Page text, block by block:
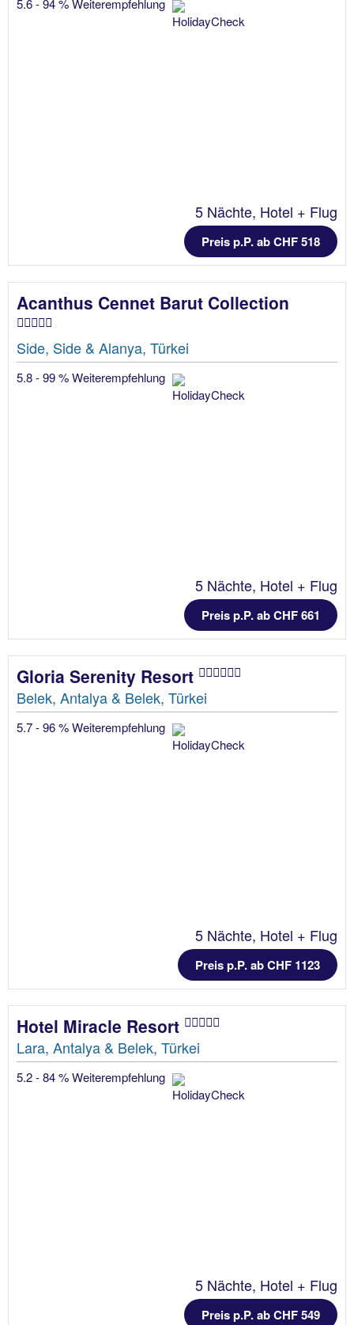
5.6 - 94 % Weiterempfehlung
5 Nächte, Hotel + Flug
Preis p.P. ab CHF 518
Acanthus Cennet Barut Collection
Side, Side & Alanya, Türkei
5.8 - 99 % Weiterempfehlung
5 Nächte, Hotel + Flug
Preis p.P. ab CHF 661
Gloria Serenity Resort
Belek, Antalya & Belek, Türkei
5.7 - 96 % Weiterempfehlung
5 Nächte, Hotel + Flug
Preis p.P. ab CHF 1123
Hotel Miracle Resort
Lara, Antalya & Belek, Türkei
5.2 - 84 % Weiterempfehlung
5 Nächte, Hotel + Flug
Preis p.P. ab CHF 549